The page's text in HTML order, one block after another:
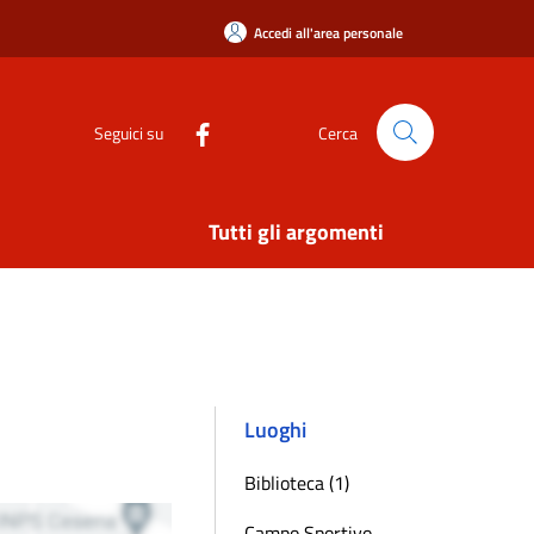
Accedi all'area personale
Seguici su Cerca
Tutti gli argomenti
Luoghi
Biblioteca (1)